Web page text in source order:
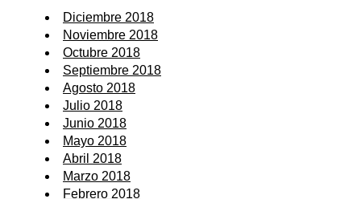
Diciembre 2018
Noviembre 2018
Octubre 2018
Septiembre 2018
Agosto 2018
Julio 2018
Junio 2018
Mayo 2018
Abril 2018
Marzo 2018
Febrero 2018